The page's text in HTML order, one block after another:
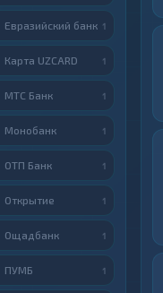
Евразийский банк 1
Карта UZCARD 1
МТС Банк 1
Монобанк 1
ОТП Банк 1
Открытие 1
Ощадбанк 1
ПУМБ 1